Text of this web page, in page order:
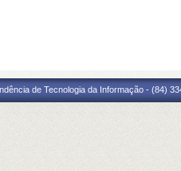
de Tecnologia da Informação - (84)